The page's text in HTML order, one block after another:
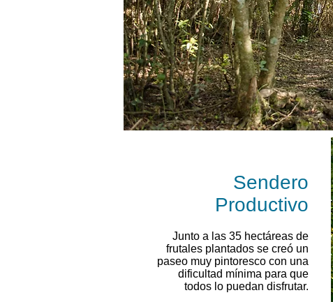
Sendero
Productivo
Junto a las 35 hectáreas de
frutales plantados se creó un
paseo muy pintoresco con una
dificultad mínima para que
todos lo puedan disfrutar.